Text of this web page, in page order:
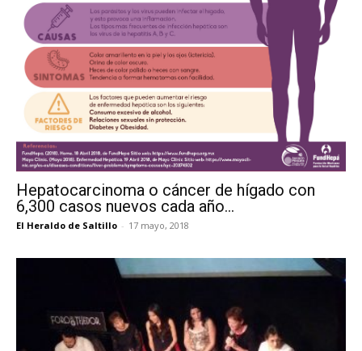
Hepatocarcinoma o cáncer de hígado con
6,300 casos nuevos cada año...
El Heraldo de Saltillo - 17 mayo, 2018